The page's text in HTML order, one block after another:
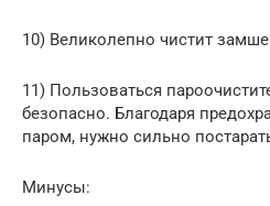
10) Великолепно чистит
11) Пользоваться
безопасно. Благодаря
паром, нужно сильно
Минусы: